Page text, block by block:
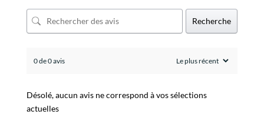
Recherche
0 de 0 avis
Désolé, aucun avis ne correspond à vos sélections
actuelles